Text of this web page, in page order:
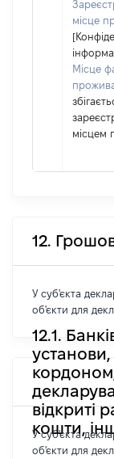
місце
Місце
місцем
12.
У суб'єкта
об'єкти для
12.1.
установи,
відкриті
кошти,
У суб'єкта
об'єкти для